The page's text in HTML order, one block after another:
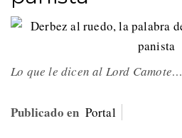
Lo que le dicen al Lord Camote…
Publicado en Portal